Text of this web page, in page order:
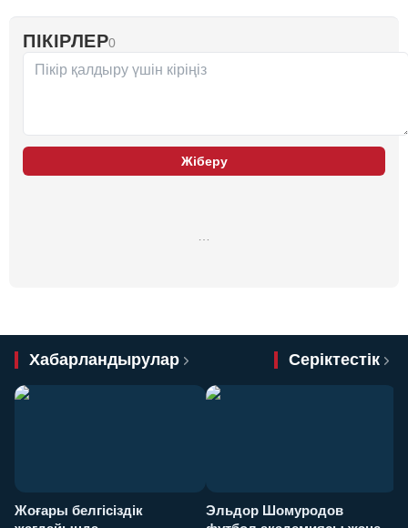
ПІКІРЛЕР0
Жіберу
Хабарландырулар Серіктестік
Жоғары белгісіздік
Эльдор Шомуродов